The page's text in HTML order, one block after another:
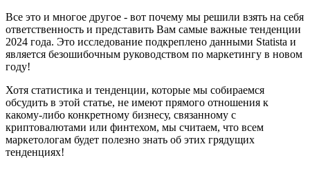
Все это и многое другое - вот почему мы решили взять на себя
ответственность и представить Вам самые важные тенденции
2024 года. Это исследование подкреплено данными Statista и
является безошибочным руководством по маркетингу в новом
году!
Хотя статистика и тенденции, которые мы собираемся
обсудить в этой статье, не имеют прямого отношения к
какому-либо конкретному бизнесу, связанному с
криптовалютами или финтехом, мы считаем, что всем
маркетологам будет полезно знать об этих грядущих
тенденциях!